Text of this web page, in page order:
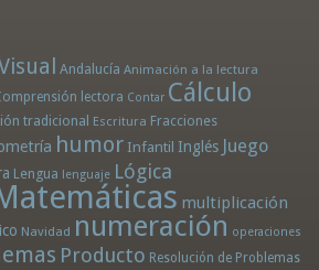
Andalucía Animación a la lectura
lectora Contar Cálculo
tradicional Escritura Fracciones
humor Infantil Inglés Juego
Lengua lenguaje Lógica
multiplicación
Navidad numeración operaciones
Producto Resolución de Problemas